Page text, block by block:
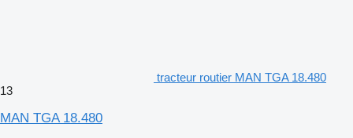
tracteur routier MAN TGA 18.480
13
MAN TGA 18.480